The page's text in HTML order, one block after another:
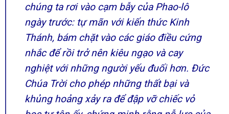
chúng ta rơi vào cạm bẫy của Phao-lô
ngày trước: tự mãn với kiến thức Kinh
Thánh, bám chặt vào các giáo điều cứng
nhắc để rồi trở nên kiêu ngạo và cay
nghiệt với những người yếu đuối hơn. Đức
Chúa Trời cho phép những thất bại và
khủng hoảng xảy ra để đập vỡ chiếc vỏ